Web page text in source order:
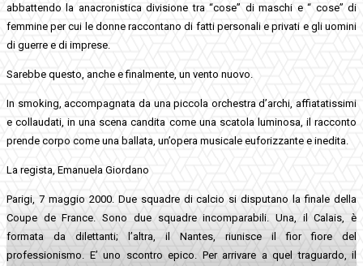
abbattendo la anacronistica divisione tra “cose” di maschi e “ cose” di
femmine per cui le donne raccontano di fatti personali e privati e gli uomini
di guerre e di imprese.
Sarebbe questo, anche e finalmente, un vento nuovo.
In smoking, accompagnata da una piccola orchestra d’archi, affiatatissimi
e collaudati, in una scena candita come una scatola luminosa, il racconto
prende corpo come una ballata, un’opera musicale euforizzante e inedita.
La regista, Emanuela Giordano
Parigi, 7 maggio 2000. Due squadre di calcio si disputano la finale della
Coupe de France. Sono due squadre incomparabili. Una, il Calais, è
formata da dilettanti; l’altra, il Nantes, riunisce il fior fiore del
professionismo. E’ uno scontro epico. Per arrivare a quel traguardo, il